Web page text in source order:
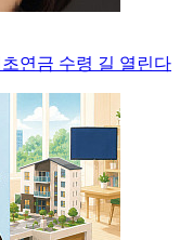
연금 수령 길 열린다